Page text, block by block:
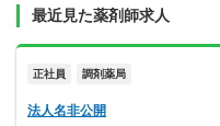
最近見た薬剤師求人
正社員 調剤薬局
法人名非公開